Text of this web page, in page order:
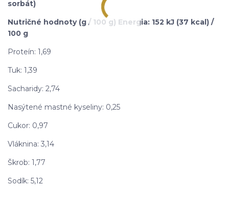
sorbát)
Nutričné hodnoty (g / 100 g) Energia: 152 kJ (37 kcal) /
100 g
Proteín: 1,69
Tuk: 1,39
Sacharidy: 2,74
Nasýtené mastné kyseliny: 0,25
Cukor: 0,97
Vláknina: 3,14
Škrob: 1,77
Sodík: 5,12